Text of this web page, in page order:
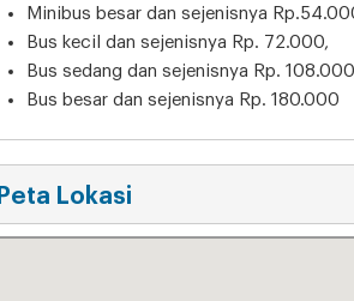
Minibus besar dan sejenisnya
Bus kecil dan sejenisnya Rp. 72.000,
Bus sedang dan sejenisnya Rp.
Bus besar dan sejenisnya Rp. 180.000
Peta Lokasi